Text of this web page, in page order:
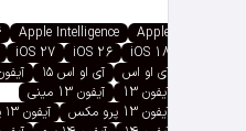
Apple
Apple Intelligence
iOS 18
iOS 26
iOS 27
آی او اس
آی او اس ۱۵
آیفون 13
آیفون 13 مینی
آیفون 13 پرو مکس
آیفون ۱۳ پرو